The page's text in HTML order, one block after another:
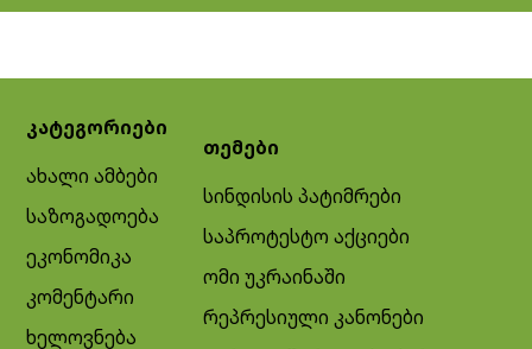
კატეგორიები
ახალი ამბები
საზოგადოება
ეკონომიკა
კომენტარი
ხელოვნება
თემები
სინდისის პატიმრები
საპროტესტო აქციები
ომი უკრაინაში
რეპრესიული კანონები